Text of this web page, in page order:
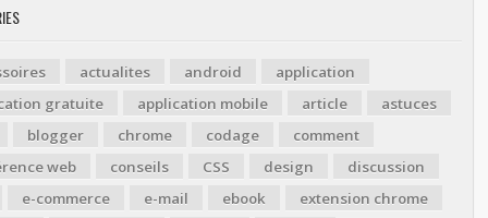
actualites android
application
gratuite
application mobile article
astuces
blogger
chrome codage
comment
web
conseils CSS design
discussion
e-commerce
e-mail ebook
extension chrome